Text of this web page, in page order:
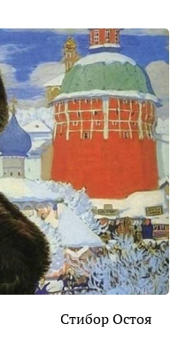
Стибор Остоя